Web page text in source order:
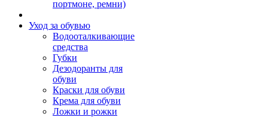
портмоне, ремни)
Уход за обувью
Водооталкивающие
средства
Губки
Дезодоранты для
обуви
Краски для обуви
Крема для обуви
Ложки и рожки